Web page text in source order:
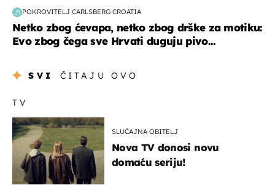
POKROVITELJ CARLSBERG CROATIA
Netko zbog ćevapa, netko zbog drške za motiku:
Evo zbog čega sve Hrvati duguju pivo...
SVI ČITAJU OVO
TV
SLUČAJNA OBITELJ
Nova TV donosi novu
domaću seriju!